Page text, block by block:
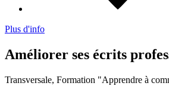
Plus d'info
Améliorer ses écrits
Transversale, Formation "Apprendre à